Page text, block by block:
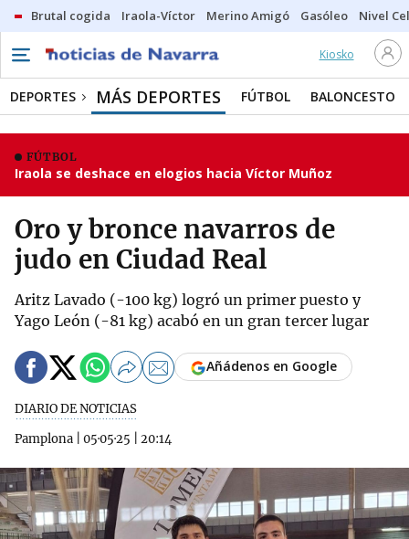
Brutal cogida Iraola-Víctor Merino Amigó Gasóleo Nivel
Kiosko
DEPORTES MÁS DEPORTES FÚTBOL BALONCESTO
FÚTBOL
Iraola se deshace en elogios hacia Víctor Muñoz
Oro y bronce navarros de
judo en Ciudad Real
Aritz Lavado (-100 kg) logró un primer puesto y
Yago León (-81 kg) acabó en un gran tercer lugar
DIARIO DE NOTICIAS
Pamplona
05·05·25 20:14
Añádenos en Google